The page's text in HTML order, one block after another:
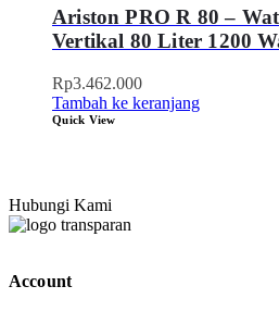
Ariston PRO R 80 –
Vertikal 80 Liter 1200
Rp3.462.000
Tambah ke keranjang
Quick View
Hubungi Kami
Account